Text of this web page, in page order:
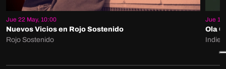
Jue 22 May, 10:00
Nuevos Vicios en Rojo Sostenido
Rojo Sostenido
Jue 15
Ola
Indie